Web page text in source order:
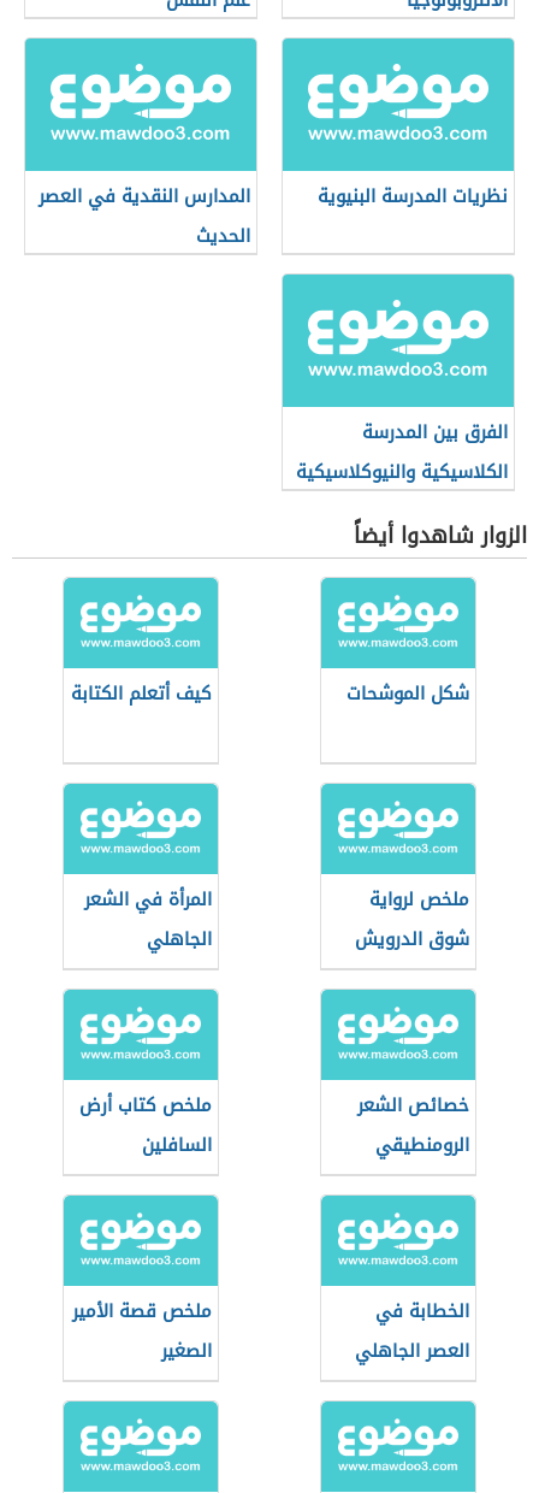
نظريات المدرسة البنيوية
المدارس النقدية في العصر
الحديث
الفرق بين المدرسة
الكلاسيكية والنيوكلاسيكية
الزوار شاهدوا أيضاً
شكل الموشحات كيف أتعلم الكتابة
ملخص لرواية
شوق الدرويش
المرأة في الشعر
الجاهلي
خصائص الشعر
الرومنطيقي
ملخص كتاب أرض
السافلين
الخطابة في
العصر الجاهلي
ملخص قصة الأمير
الصغير